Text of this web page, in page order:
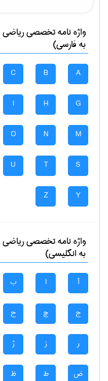
واژه نامه تخصصیرياضی
به فارسی)
A
B
C
G
H
I
M
N
O
S
T
U
Y
Z
واژه نامه تخصصیرياضی
به انگلیسی)
آ ا ب
ج چ ح
ر ز ژ
ض ط ظ